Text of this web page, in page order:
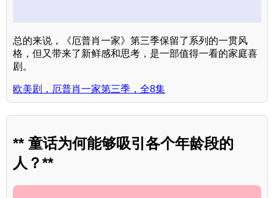
总的来说，《厄普肖一家》第三季保留了系列的一贯风
格，但又带来了新鲜感和思考，是一部值得一看的家庭喜
剧。
欧美剧，厄普肖一家第三季，全8集
** 童话为何能够吸引各个年龄段的
人？**